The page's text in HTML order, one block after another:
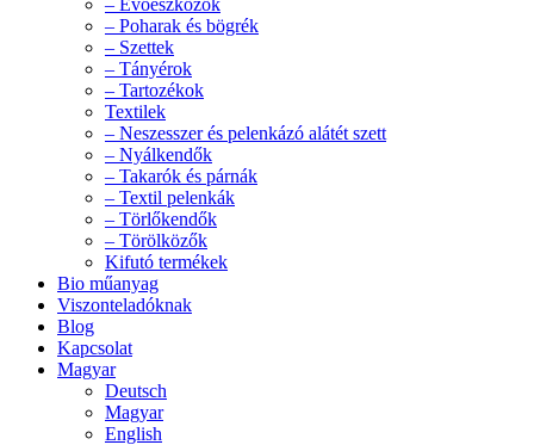
– Evőeszközök
– Poharak és bögrék
– Szettek
– Tányérok
– Tartozékok
Textilek
– Neszesszer és pelenkázó alátét szett
– Nyálkendők
– Takarók és párnák
– Textil pelenkák
– Törlőkendők
– Törölközők
Kifutó termékek
Bio műanyag
Viszonteladóknak
Blog
Kapcsolat
Magyar
Deutsch
Magyar
English